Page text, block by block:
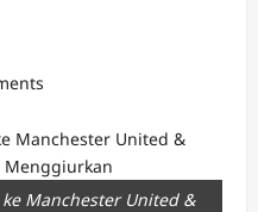
Manchester United &